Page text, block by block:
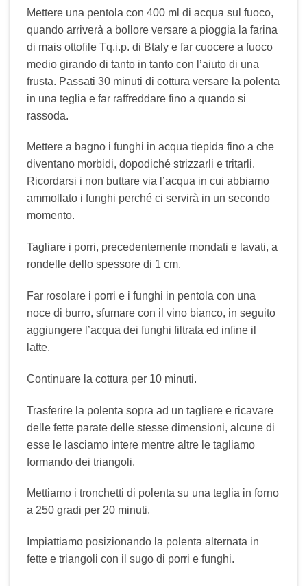
Mettere una pentola con 400 ml di acqua sul fuoco,
quando arriverà a bollore versare a pioggia la farina
di mais ottofile Tq.i.p. di Btaly e far cuocere a fuoco
medio girando di tanto in tanto con l’aiuto di una
frusta. Passati 30 minuti di cottura versare la polenta
in una teglia e far raffreddare fino a quando si
rassoda.
Mettere a bagno i funghi in acqua tiepida fino a che
diventano morbidi, dopodiché strizzarli e tritarli.
Ricordarsi i non buttare via l’acqua in cui abbiamo
ammollato i funghi perché ci servirà in un secondo
momento.
Tagliare i porri, precedentemente mondati e lavati, a
rondelle dello spessore di 1 cm.
Far rosolare i porri e i funghi in pentola con una
noce di burro, sfumare con il vino bianco, in seguito
aggiungere l’acqua dei funghi filtrata ed infine il
latte.
Continuare la cottura per 10 minuti.
Trasferire la polenta sopra ad un tagliere e ricavare
delle fette parate delle stesse dimensioni, alcune di
esse le lasciamo intere mentre altre le tagliamo
formando dei triangoli.
Mettiamo i tronchetti di polenta su una teglia in forno
a 250 gradi per 20 minuti.
Impiattiamo posizionando la polenta alternata in
fette e triangoli con il sugo di porri e funghi.